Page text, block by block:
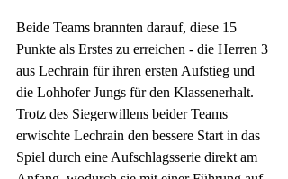
Beide Teams brannten darauf, diese 15
Punkte als Erstes zu erreichen - die Herren 3
aus Lechrain für ihren ersten Aufstieg und
die Lohhofer Jungs für den Klassenerhalt.
Trotz des Siegerwillens beider Teams
erwischte Lechrain den bessere Start in das
Spiel durch eine Aufschlagsserie direkt am